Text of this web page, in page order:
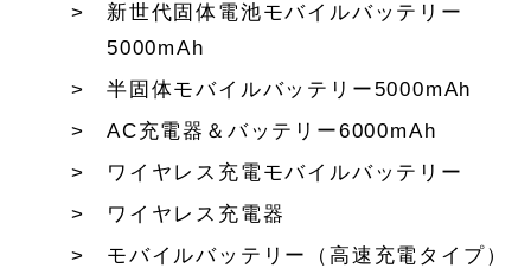
新世代固体電池モバイルバッテリー
5000mAh
半固体モバイルバッテリー5000mAh
AC充電器＆バッテリー6000mAh
ワイヤレス充電モバイルバッテリー
ワイヤレス充電器
モバイルバッテリー（高速充電タイプ）